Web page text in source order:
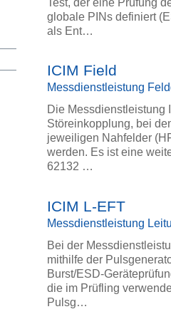
globale PINs definiert
als Ent…
ICIM Field
Messdienstleistung
Die Messdienstleistung
Störeinkopplung, bei
jeweiligen Nahfelder
werden. Es ist eine
62132 …
ICIM L-EFT
Messdienstleistung
Bei der
mithilfe der
Burst/ESD-
die im Prüfling
Pulsg…